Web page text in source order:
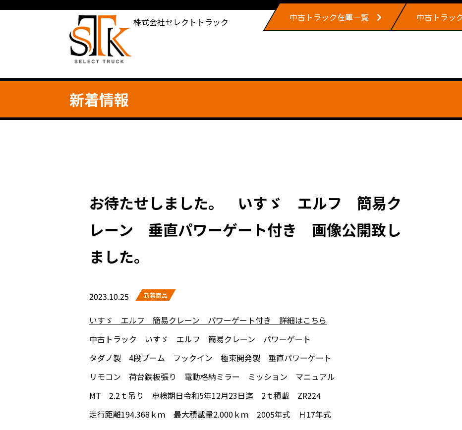
株式会社セレクトトラック 中古トラック在庫一覧 中古トラッ
新着情報
お待たせしました。 いすゞ エルフ 簡易ク
レーン 垂直パワーゲート付き 画像公開致し
ました。
2023.10.25 新着商品
いすゞ エルフ 簡易クレーン パワーゲート付き 詳細はこちら
中古トラック いすゞ エルフ 簡易クレーン パワーゲート
タダノ製 4段ブーム フックイン 極東開発製 垂直パワーゲート
リモコン 荷台鉄板張り 電動格納ミラー ミッション マニュアル
MT 2.2ｔ吊り 車検期日令和5年12月23日迄 2ｔ積載 ZR224
走行距離194.368ｋｍ 最大積載量2.000ｋｍ 2005年式 Ｈ17年式